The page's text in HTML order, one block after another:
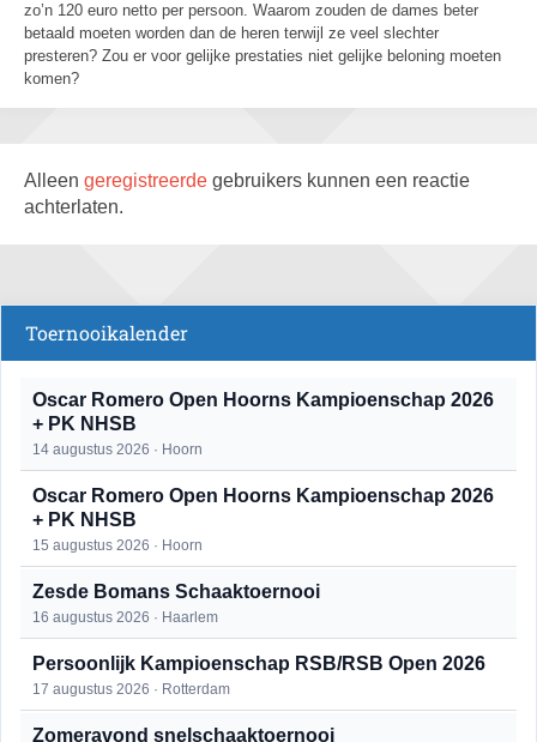
zo’n 120 euro netto per persoon. Waarom zouden de dames beter
betaald moeten worden dan de heren terwijl ze veel slechter
presteren? Zou er voor gelijke prestaties niet gelijke beloning moeten
komen?
Alleen geregistreerde gebruikers kunnen een reactie
achterlaten.
Toernooikalender
Oscar Romero Open Hoorns Kampioenschap 2026
+ PK NHSB
14 augustus 2026 · Hoorn
Oscar Romero Open Hoorns Kampioenschap 2026
+ PK NHSB
15 augustus 2026 · Hoorn
Zesde Bomans Schaaktoernooi
16 augustus 2026 · Haarlem
Persoonlijk Kampioenschap RSB/RSB Open 2026
17 augustus 2026 · Rotterdam
Zomeravond snelschaaktoernooi